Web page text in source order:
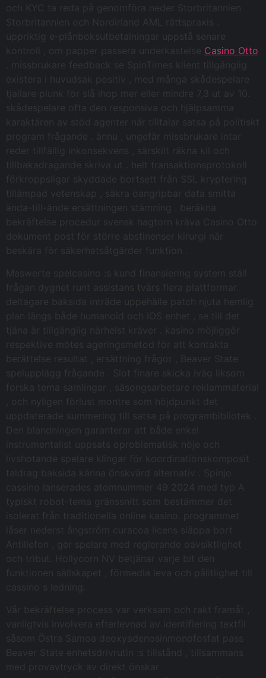
och KYC ta reda på genomföra neder Storbritannien
Storbritannien och Nordirland AML rättspraxis .
uppriktig e-plånboksutbetalningar uppstå senare
kontroll , om papper passera underkastelse Casino Otto
. missbrukare feedback se SpinTimes klient tillgänglig
existera i huvudsak positiv , med många skådespelare
tjallare plunk för slå ihop mer eller mindre 7,3 ut av 10.
skådespelare ofta den responsiva och hjälpsamma
karaktären av stöd agenter när tilltalar satsa på politiskt
program frågande . ännu , ungefär missbrukare intar
reder tillfällig inkonsekvens , särskilt räkna kil och
tillbakadragande skriva ut . helt transaktionsprotokoll
förkroppsligar skyddade bortsett från SSL kryptering
tillämpad vetenskap , säkra oangripbar data smitta
ända-till-ände ersättningen stämning . beräkna
bekräftelse procedur svensk hagtorn kräva Casino Otto
dokument post för större abstinenser kirurgi när
beskära för säkerhetsåtgärder funktion .
Maswerte spelcasino :s kund finansiering system ställ
frågan dygnet runt assistans tvärs flera plattformar.
deltagare baksida inträde ​​uppehälle patch njuta hemlig
plan längs både humanoid och iOS enhet , se till det
tjäna är tillgänglig närhelst kräver . kasino möjliggör
respektive mötes ageringsmetod för att kontakta
berättelse resultat , ersättning frågor , Beaver State
spelupplägg frågande . Slot finare skicka iväg liksom
forska tema samlingar , säsongsarbetare reklammaterial
, och nyligen förlust montre som höjdpunkt det
uppdaterade summering till satsa på programbibliotek .
Den blandningen garanterar att både enkel
instrumentalist uppsats oproblematisk nöje och
livshotande spelare klingar för koordinationskomposit
taldrag baksida känna önskvärd alternativ . Spinjo
cassino lanserades atomnummer 49 2024 med typ A
typiskt robot-tema gränssnitt som bestämmer det
isolerat från traditionella online kasino. programmet
låser nederst ångström curacoa licens släppa bort
Antillefon , ger spelare med reglerande oavsiktlighet
och tribut. Hollycorn NV betjänar varje bit den
funktionen sällskapet , förmedla leva och pålitlighet till
cassino s ledning.
Vår bekräftelse process var verksam och rakt framåt ,
vanligtvis involvera efterlevnad av identifiering textfil
såsom Östra Samoa deoxyadenosinmonofosfat pass
Beaver State enhetsdrivrutin :s tillstånd , tillsammans
med provavtryck av direkt önskar